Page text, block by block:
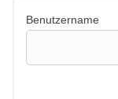
Benutzername